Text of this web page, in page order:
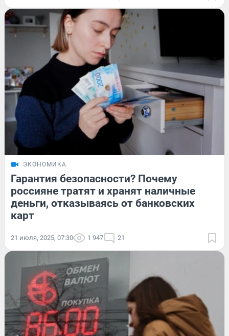
ЭКОНОМИКА
Гарантия безопасности? Почему
россияне тратят и хранят наличные
деньги, отказываясь от банковских
карт
21 июля, 2025, 07:30 1 947 21